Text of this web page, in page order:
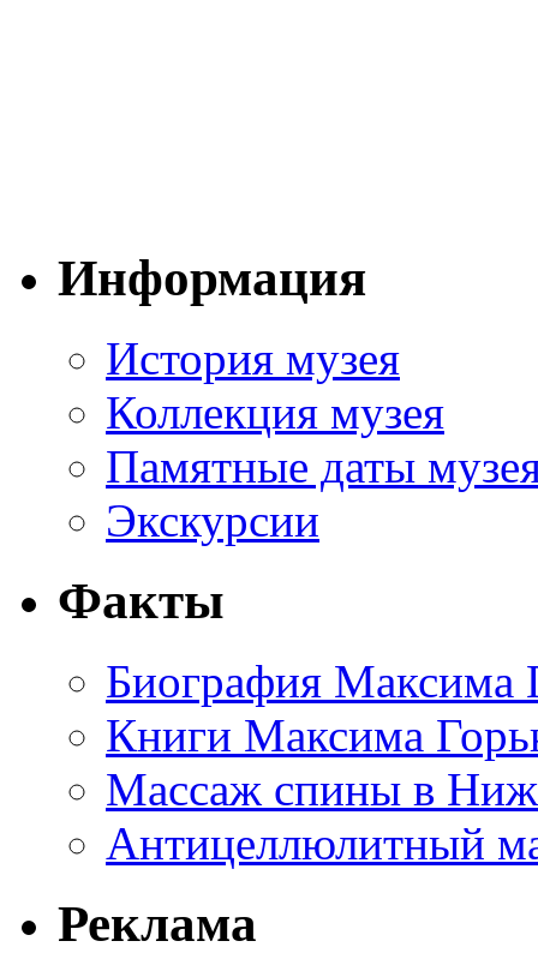
Информация
История музея
Коллекция музея
Памятные даты
Экскурсии
Факты
Биография Максима
Книги Максима
Массаж спины в
Антицеллюлитный
Реклама